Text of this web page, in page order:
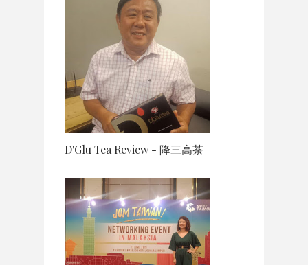
D'Glu Tea Review - 降三高茶